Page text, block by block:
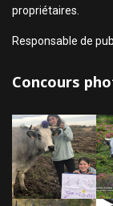
propriétaires.
Responsable de
Concours